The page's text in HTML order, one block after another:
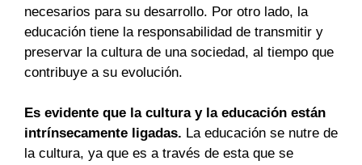
necesarios para su desarrollo. Por otro lado, la
educación tiene la responsabilidad de transmitir y
preservar la cultura de una sociedad, al tiempo que
contribuye a su evolución.
Es evidente que la cultura y la educación están
intrínsecamente ligadas. La educación se nutre de
la cultura, ya que es a través de esta que se